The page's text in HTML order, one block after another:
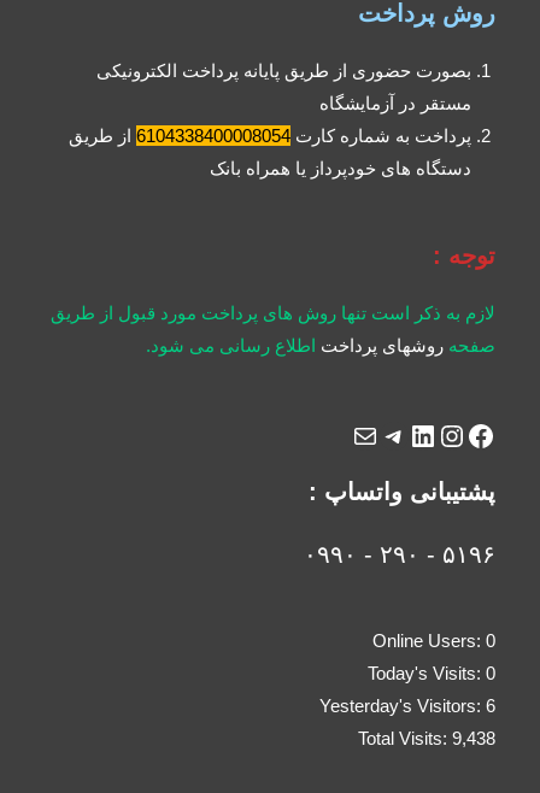
روش پرداخت
بصورت حضوری از طریق پایانه پرداخت الکترونیکی
مستقر در آزمایشگاه
پرداخت به شماره کارت6104338400008054 از طریق
دستگاه های خودپرداز یا همراه بانک
توجه :
لازم به ذکر است تنها روش های پرداخت مورد قبول از طریق
صفحهروشهای پرداخت اطلاع رسانی می شود.
پشتیبانی واتساپ :
۵۱۹۶ - ۲۹۰ - ۰۹۹۰
Online Users: 0
Today's Visits: 0
Yesterday's Visitors: 6
Total Visits: 9,438